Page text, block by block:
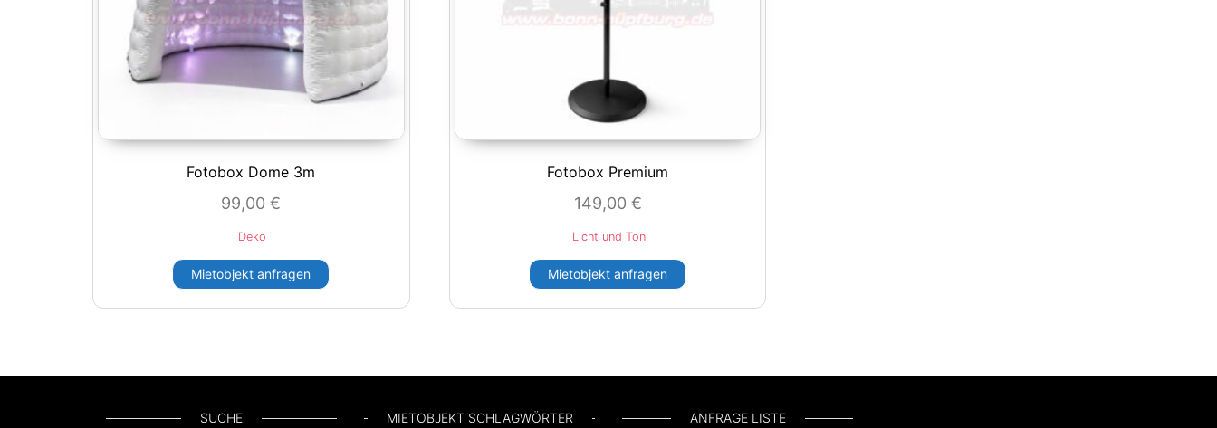
Fotobox Dome 3m
99,00€
Deko
Mietobjekt anfragen
Fotobox Premium
149,00 €
Licht und Ton
Mietobjekt anfragen
SUCHE MIETOBJEKT SCHLAGWÖRTER ANFRAGE LISTE